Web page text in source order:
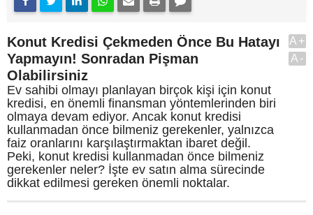
Konut Kredisi Çekmeden Önce Bu Hatayı
Yapmayın! Sonradan Pişman
Olabilirsiniz
Ev sahibi olmayı planlayan birçok kişi için konut
kredisi, en önemli finansman yöntemlerinden biri
olmaya devam ediyor. Ancak konut kredisi
kullanmadan önce bilmeniz gerekenler, yalnızca
faiz oranlarını karşılaştırmaktan ibaret değil.
Peki, konut kredisi kullanmadan önce bilmeniz
gerekenler neler? İşte ev satın alma sürecinde
dikkat edilmesi gereken önemli noktalar.
A+
A-